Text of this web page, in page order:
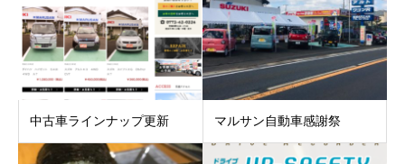
中古車ラインナップ更新 マルサン自動車感謝祭